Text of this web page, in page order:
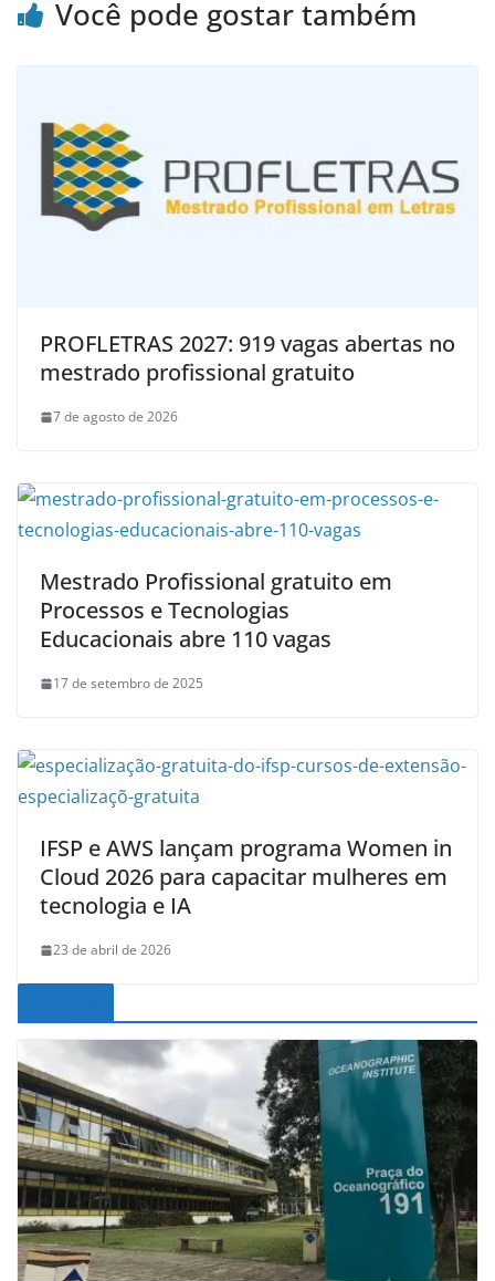
Você pode gostar também
PROFLETRAS 2027: 919 vagas abertas no
mestrado profissional gratuito
7 de agosto de 2026
Mestrado Profissional gratuito em
Processos e Tecnologias
Educacionais abre 110 vagas
17 de setembro de 2025
IFSP e AWS lançam programa Women in
Cloud 2026 para capacitar mulheres em
tecnologia e IA
23 de abril de 2026